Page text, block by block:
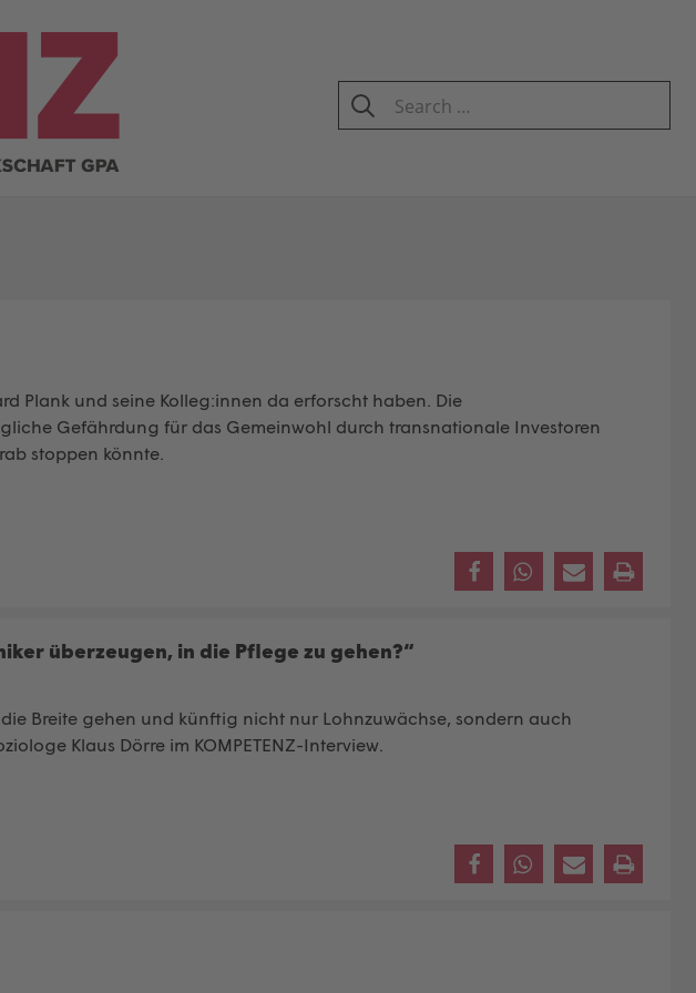
SEARCH
Search
for:
Plank und seine Kolleg:innen da erforscht haben. Die
Gefährdung für das Gemeinwohl durch transnationale Investoren
stoppen könnte.
überzeugen, in die Pflege zu gehen?“
Breite gehen und künftig nicht nur Lohnzuwächse, sondern auch
Klaus Dörre im KOMPETENZ-Interview.